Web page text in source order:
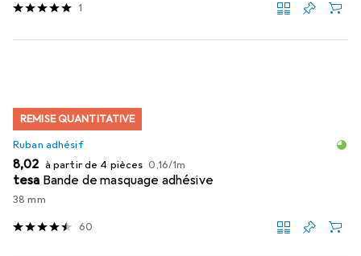
1
REMISE QUANTITATIVE
Ruban adhésif
EUR
8,02 à partir de 4 pièces EUR
0,16/1m
tesa Bande de masquage adhésive
38 mm
60